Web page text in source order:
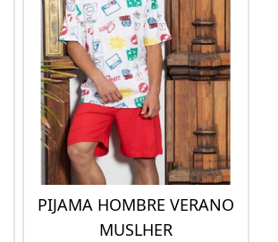
PIJAMA HOMBRE VERANO
MUSLHER